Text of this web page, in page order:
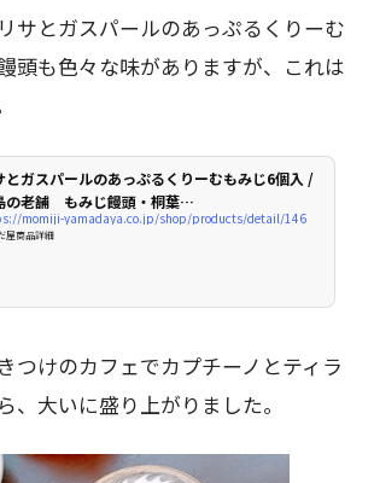
サとガスパールのあっぷるくりーむ
頭も色々な味がありますが、これは
とガスパールのあっぷるくりーむもみじ6個入 /
の老舗 もみじ饅頭・桐葉…
momiji-yamadaya.co.jp/shop/products/detail/146
屋商品詳細
つけのカフェでカプチーノとティラ
、大いに盛り上がりました。